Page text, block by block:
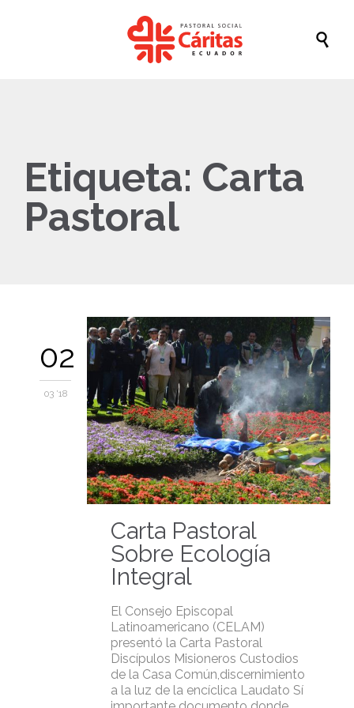

Etiqueta: Carta
Pastoral
02
03 '18
Carta Pastoral
Sobre Ecología
Integral
El Consejo Episcopal
Latinoamericano (CELAM)
presentó la Carta Pastoral
Discípulos Misioneros Custodios
de la Casa Común,discernimiento
a la luz de la encíclica Laudato Sí